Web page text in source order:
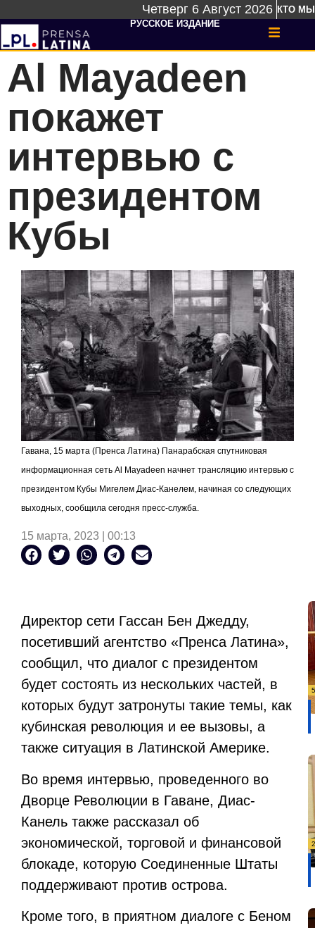
Четверг 6 Август 2026 КТО МЫ
РУССКОЕ ИЗДАНИЕ
Al Mayadeen
покажет
интервью с
президентом
Кубы
Гавана, 15 марта (Пренса Латина) Панарабская спутниковая
информационная сеть Al Mayadeen начнет трансляцию интервью с
президентом Кубы Мигелем Диас-Канелем, начиная со следующих
выходных, сообщила сегодня пресс-служба.
15 марта, 2023 | 00:13
Директор сети Гассан Бен Джедду,
посетивший агентство «Пренса Латина»,
сообщил, что диалог с президентом
будет состоять из нескольких частей, в
которых будут затронуты такие темы, как
кубинская революция и ее вызовы, а
также ситуация в Латинской Америке.
Во время интервью, проведенного во
Дворце Революции в Гаване, Диас-
Канель также рассказал об
экономической, торговой и финансовой
блокаде, которую Соединенные Штаты
поддерживают против острова.
Кроме того, в приятном диалоге с Беном